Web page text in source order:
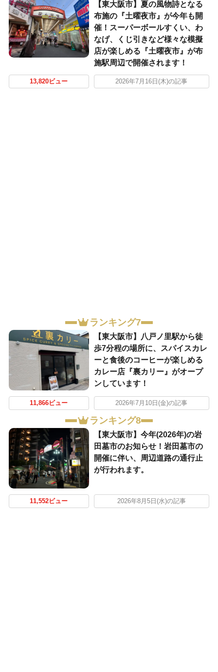
【東大阪市】夏の風物詩となる
布施の『土曜夜市』が今年も開
催！スーパーボールすくい、わ
なげ、くじ引きなど様々な模擬
店が楽しめる『土曜夜市』が布
施駅周辺で開催されます！
13,820ビュー 2026年7月16日(木)の記事
ランキング7
【東大阪市】八戸ノ里駅から徒
歩7分程の場所に、スパイスカレ
ーと食後のコーヒーが楽しめる
カレー店『裏カリー』がオープ
ンしています！
11,866ビュー 2026年7月10日(金)の記事
ランキング8
【東大阪市】今年(2026年)の岩
田墓市のお知らせ！岩田墓市の
開催に伴い、周辺道路の通行止
が行われます。
11,552ビュー 2026年8月5日(水)の記事